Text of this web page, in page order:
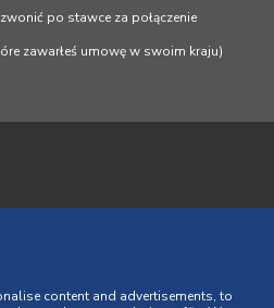
po stawce za połączenie
zawarłeś umowę w swoim kraju)
content and advertisements, to